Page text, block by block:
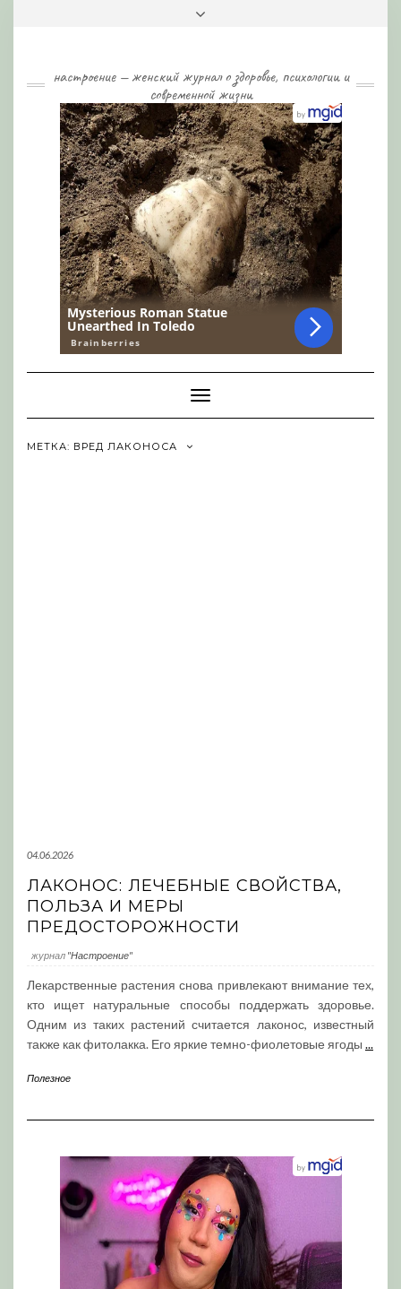
настроение — женский журнал о здоровье, психологии и
современной жизни
Toggle
Navigation
МЕТКА: ВРЕД ЛАКОНОСА
04.06.2026
ЛАКОНОС: ЛЕЧЕБНЫЕ СВОЙСТВА,
ПОЛЬЗА И МЕРЫ
ПРЕДОСТОРОЖНОСТИ
журнал "Настроение"
Лекарственные растения снова привлекают внимание тех,
кто ищет натуральные способы поддержать здоровье.
Одним из таких растений считается лаконос, известный
также как фитолакка. Его яркие темно-фиолетовые ягоды ...
Полезное